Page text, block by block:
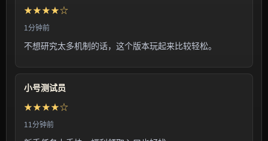
★★★★☆
1分钟前
不想研究太多机制的话，这个版本玩起来比较轻松。
小号测试员
★★★★☆
11分钟前